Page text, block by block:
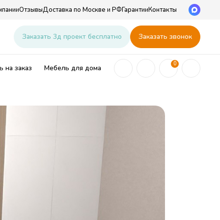
ОтзывыДоставка по Москве и РФГарантииКонтакты
Заказать 3д проект бесплатно Заказать звонок
на заказ Мебель для дома 0